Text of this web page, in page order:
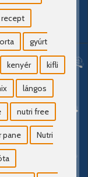
gyúrt
kenyér kifli
lángos
nutri free
pane Nutri